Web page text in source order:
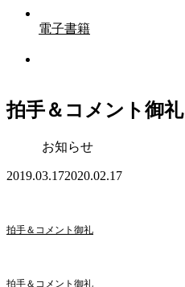
電子書籍
拍手＆コメント御礼
お知らせ
2019.03.172020.02.17
拍手＆コメント御礼
拍手＆コメント御礼